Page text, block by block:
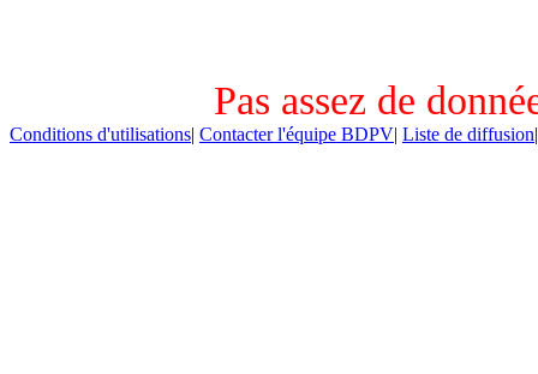
Pas assez de
Conditions d'utilisations| Contacter l'équipe BDPV| Liste de diffusion